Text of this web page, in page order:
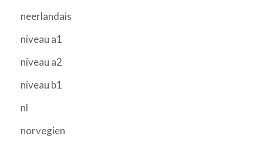
neerlandais
niveau a1
niveau a2
niveau b1
nl
norvegien